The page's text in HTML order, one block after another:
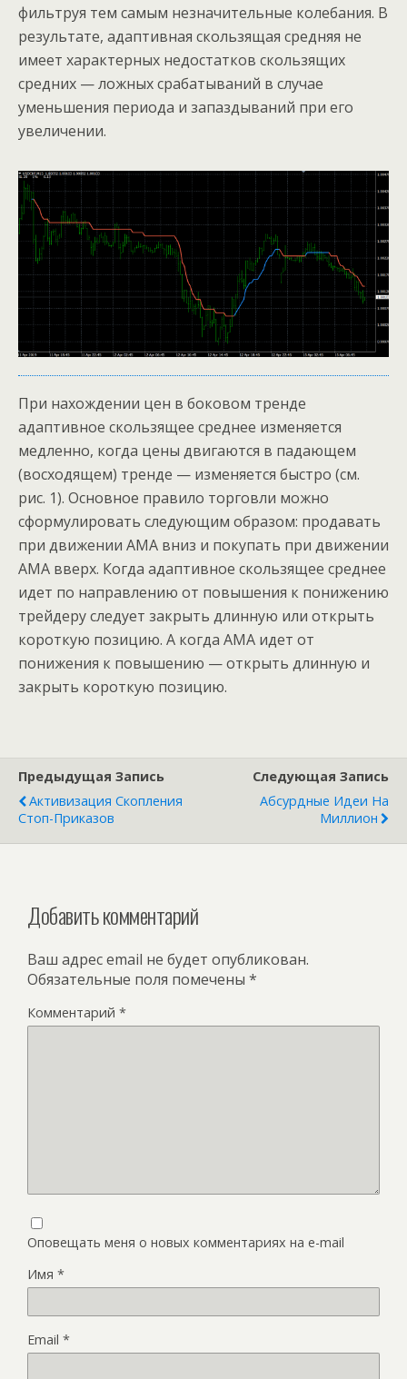
фильтруя тем самым незначительные колебания. В
результате, адаптивная скользящая средняя не
имеет характерных недостатков скользящих
средних — ложных срабатываний в случае
уменьшения периода и запаздываний при его
увеличении.
При нахождении цен в боковом тренде
адаптивное скользящее среднее изменяется
медленно, когда цены двигаются в падающем
(восходящем) тренде — изменяется быстро (см.
рис. 1). Основное правило торговли можно
сформулировать следующим образом: продавать
при движении АМА вниз и покупать при движении
АМА вверх. Когда адаптивное скользящее среднее
идет по направлению от повышения к понижению
трейдеру следует закрыть длинную или открыть
короткую позицию. А когда АМА идет от
понижения к повышению — открыть длинную и
закрыть короткую позицию.
Предыдущая Запись
Активизация Скопления
Стоп-Приказов
Следующая Запись
Абсурдные Идеи На
Миллион
Добавить комментарий
Ваш адрес email не будет опубликован.
Обязательные поля помечены *
Комментарий *
Оповещать меня о новых комментариях на e-mail
Имя *
Email *